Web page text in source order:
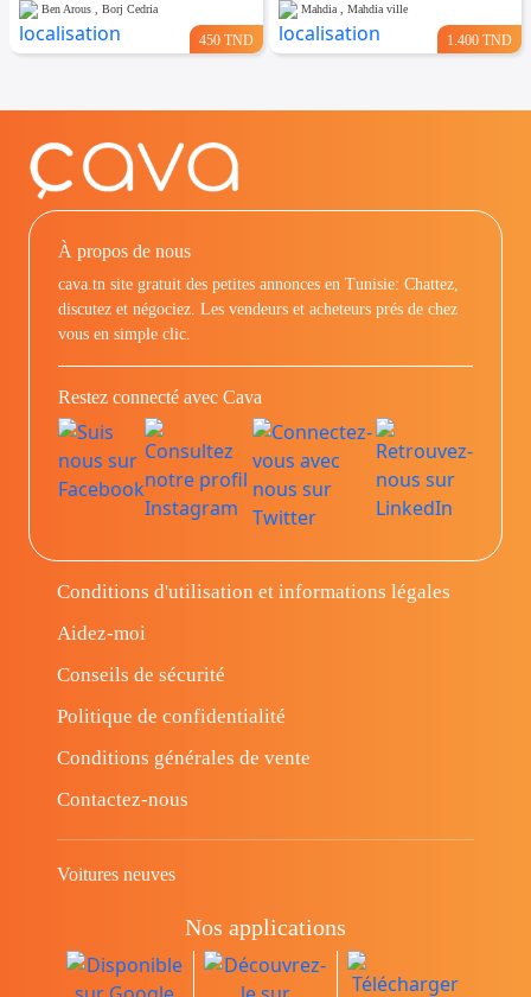
Ben Arous , Borj Cedria
450 TND
Mahdia , Mahdia ville
1.400 TND
À propos de nous
cava.tn site gratuit des petites annonces en Tunisie: Chattez,
discutez et négociez. Les vendeurs et acheteurs prés de chez
vous en simple clic.
Restez connecté avec Cava
Conditions d'utilisation et informations légales
Aidez-moi
Conseils de sécurité
Politique de confidentialité
Conditions générales de vente
Contactez-nous
Voitures neuves
Nos applications